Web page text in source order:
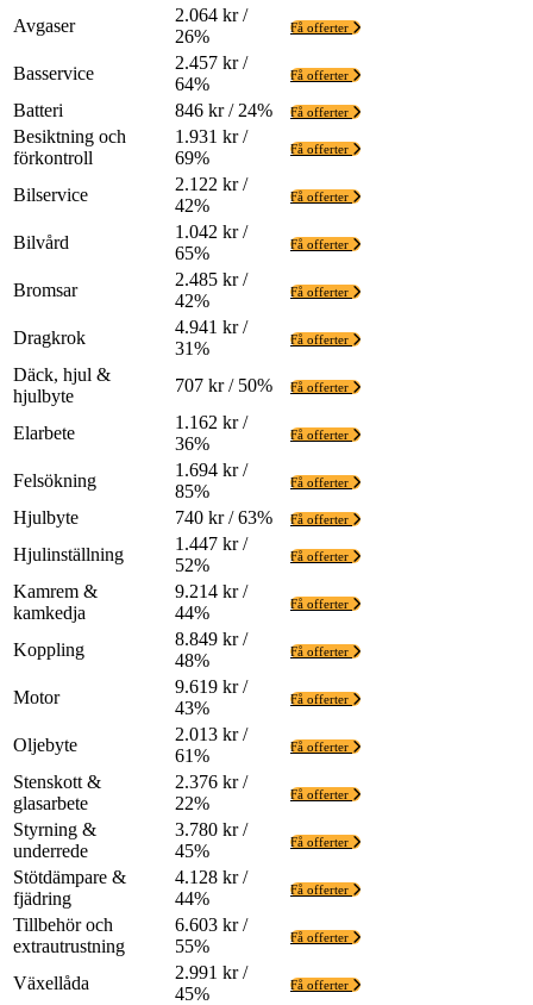
Avgaser
2.064 kr /
26%
Få offerter
Basservice
2.457 kr /
64%
Få offerter
Batteri 846 kr / 24% Få offerter
Besiktning och
förkontroll
1.931 kr /
69%
Få offerter
Bilservice
2.122 kr /
42%
Få offerter
Bilvård
1.042 kr /
65%
Få offerter
Bromsar
2.485 kr /
42%
Få offerter
Dragkrok
4.941 kr /
31%
Få offerter
Däck, hjul &
hjulbyte
707 kr / 50% Få offerter
Elarbete
1.162 kr /
36%
Få offerter
Felsökning
1.694 kr /
85%
Få offerter
Hjulbyte 740 kr / 63% Få offerter
Hjulinställning
1.447 kr /
52%
Få offerter
Kamrem &
kamkedja
9.214 kr /
44%
Få offerter
Koppling
8.849 kr /
48%
Få offerter
Motor
9.619 kr /
43%
Få offerter
Oljebyte
2.013 kr /
61%
Få offerter
Stenskott &
glasarbete
2.376 kr /
22%
Få offerter
Styrning &
underrede
3.780 kr /
45%
Få offerter
Stötdämpare &
fjädring
4.128 kr /
44%
Få offerter
Tillbehör och
extrautrustning
6.603 kr /
55%
Få offerter
Växellåda
2.991 kr /
45%
Få offerter